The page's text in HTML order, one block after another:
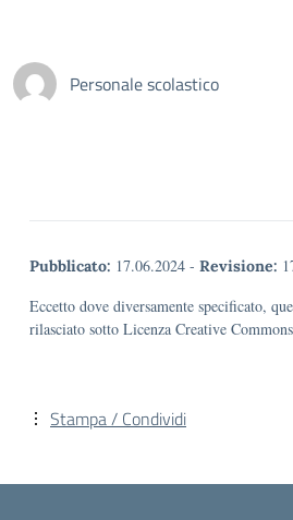
Personale scolastico
Pubblicato: 17.06.2024 - Revisione:
Eccetto dove diversamente specificato,
rilasciato sotto Licenza Creative
Stampa / Condividi